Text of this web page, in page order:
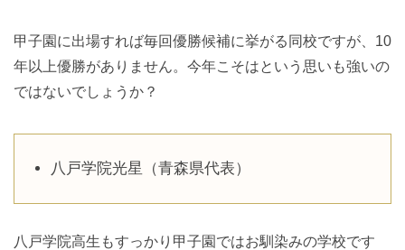
甲子園に出場すれば毎回優勝候補に挙がる同校ですが、10
年以上優勝がありません。今年こそはという思いも強いの
ではないでしょうか？
八戸学院光星（青森県代表）
八戸学院高生もすっかり甲子園ではお馴染みの学校です